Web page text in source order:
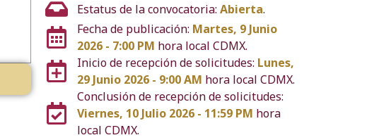
Estatus de la convocatoria: Abierta.
Fecha de publicación: Martes, 9 Junio
2026 - 7:00 PM hora local CDMX.
Inicio de recepción de solicitudes: Lunes,
29 Junio 2026 - 9:00 AM hora local CDMX.
Conclusión de recepción de solicitudes:
Viernes, 10 Julio 2026 - 11:59 PM hora
local CDMX.